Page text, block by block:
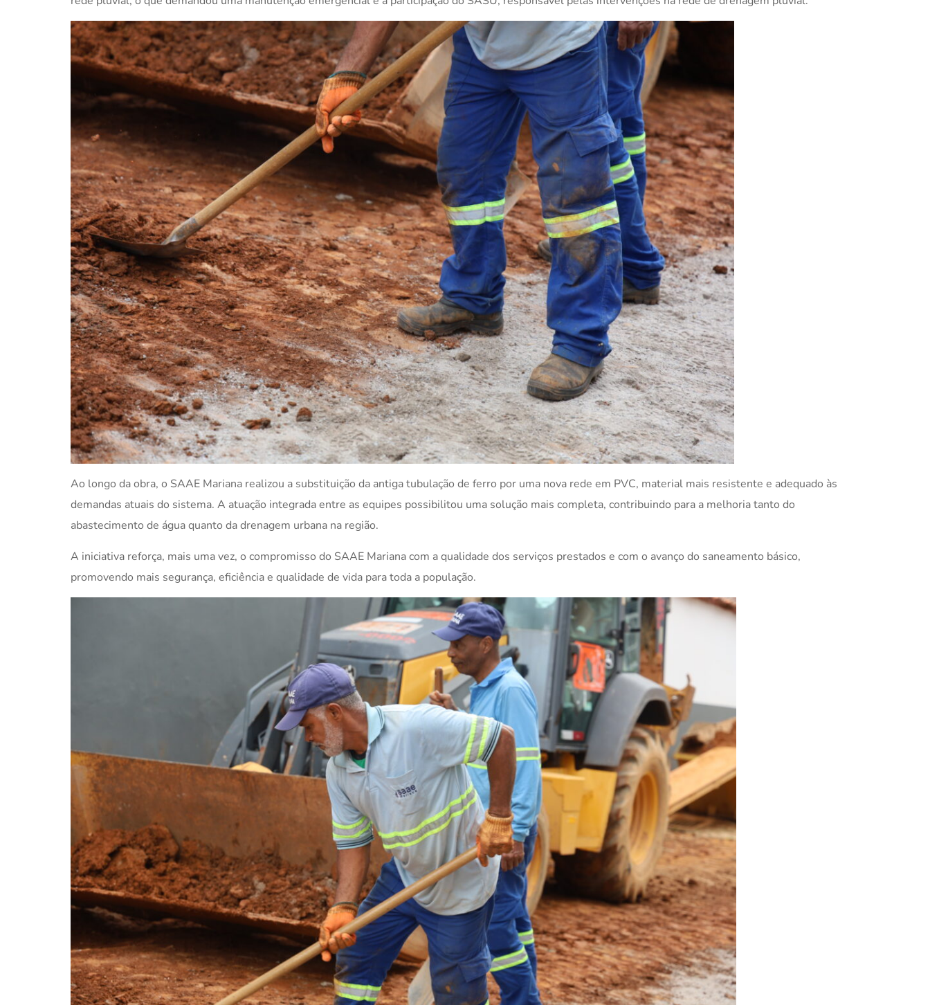
Ao longo da obra, o SAAE Mariana realizou a substituição da antiga tubulação de ferro por uma nova rede em PVC, material mais resistente e adequado às
demandas atuais do sistema. A atuação integrada entre as equipes possibilitou uma solução mais completa, contribuindo para a melhoria tanto do
abastecimento de água quanto da drenagem urbana na região.
A iniciativa reforça, mais uma vez, o compromisso do SAAE Mariana com a qualidade dos serviços prestados e com o avanço do saneamento básico,
promovendo mais segurança, eficiência e qualidade de vida para toda a população.